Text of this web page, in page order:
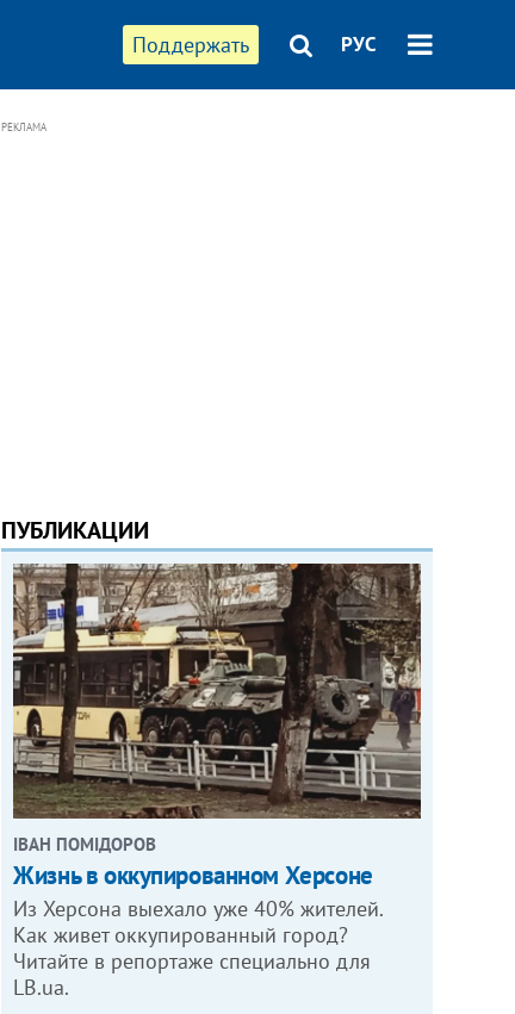
Поддержать РУС
РЕКЛАМА
ПУБЛИКАЦИИ
ІВАН ПОМІДОРОВ
Жизнь в оккупированном Херсоне
Из Херсона выехало уже 40% жителей.
Как живет оккупированный город?
Читайте в репортаже специально для
LB.ua.